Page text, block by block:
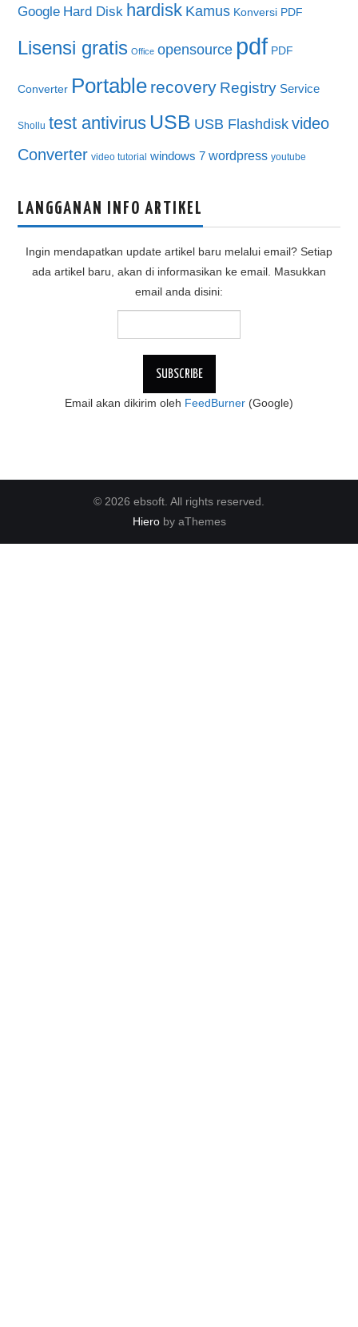
Google Hard Disk hardisk Kamus Konversi PDF
Lisensi gratis Office opensource pdf PDF
Converter Portable recovery Registry Service
Shollu test antivirus USB USB Flashdisk video
Converter video tutorial windows 7 wordpress youtube
LANGGANAN INFO ARTIKEL
Ingin mendapatkan update artikel baru melalui email? Setiap
ada artikel baru, akan di informasikan ke email. Masukkan
email anda disini:
Email akan dikirim oleh FeedBurner (Google)
© 2026 ebsoft. All rights reserved.
Hieroby aThemes